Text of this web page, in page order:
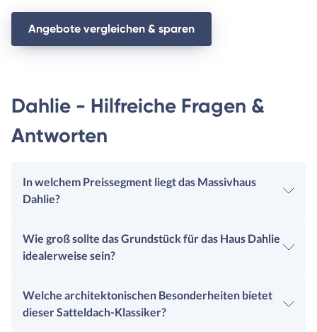
Angebote vergleichen & sparen
Dahlie - Hilfreiche Fragen &
Antworten
In welchem Preissegment liegt das Massivhaus
Dahlie?
Wie groß sollte das Grundstück für das Haus Dahlie
idealerweise sein?
Welche architektonischen Besonderheiten bietet
dieser Satteldach-Klassiker?